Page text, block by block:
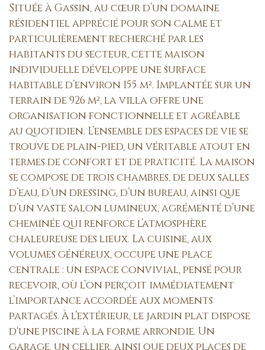
Située à Gassin, au cœur d’un domaine
résidentiel apprécié pour son calme et
particulièrement recherché par les
habitants du secteur, cette maison
individuelle développe une surface
habitable d’environ 155 m². Implantée sur un
terrain de 926 m², la villa offre une
organisation fonctionnelle et agréable
au quotidien. L’ensemble des espaces de vie se
trouve de plain-pied, un véritable atout en
termes de confort et de praticité. La maison
se compose de trois chambres, de deux salles
d’eau, d’un dressing, d’un bureau, ainsi que
d’un vaste salon lumineux, agrémenté d’une
cheminée qui renforce l’atmosphère
chaleureuse des lieux. La cuisine, aux
volumes généreux, occupe une place
centrale : un espace convivial, pensé pour
recevoir, où l’on perçoit immédiatement
l’importance accordée aux moments
partagés. À l’extérieur, le jardin plat dispose
d'une piscine à la forme arrondie. Un
garage, un cellier, ainsi que deux places de